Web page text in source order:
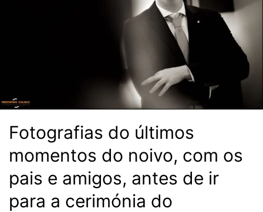
Fotografias do últimos
momentos do noivo, com os
pais e amigos, antes de ir
para a cerimónia do